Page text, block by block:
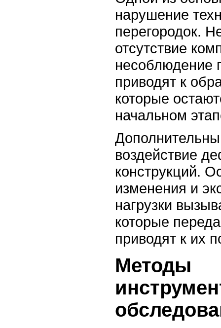
нарушение
перегородок.
отсутствие
несоблюдение
приводят к
которые
начальном
воздействие
конструкций.
изменения и
нагрузки
которые
приводят к их
Методы